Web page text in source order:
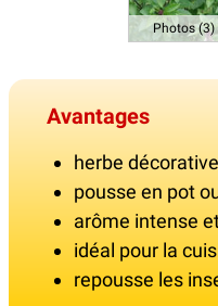
Photos (3)
Avantages
herbe
pousse en pot
arôme intense
idéal pour la
repousse les